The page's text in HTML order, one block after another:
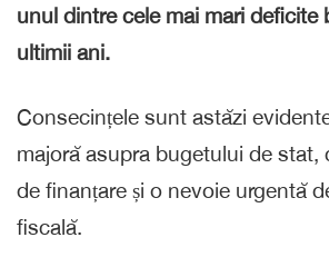
unul dintre cele mai mari deficite
ultimii ani.
Consecințele sunt astăzi
majoră asupra bugetului de stat,
de finanțare și o nevoie urgentă
fiscală.